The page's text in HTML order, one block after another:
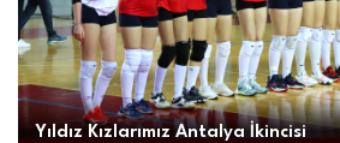
Yıldız Kızlarımız Antalya İkincisi